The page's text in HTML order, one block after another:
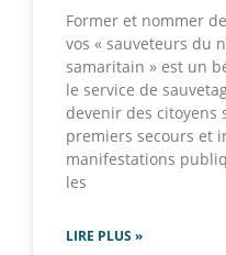
Former et nommer
vos « sauveteurs du
samaritain » est un
le service de
devenir des citoyens
premiers secours et
manifestations
les
LIRE PLUS »